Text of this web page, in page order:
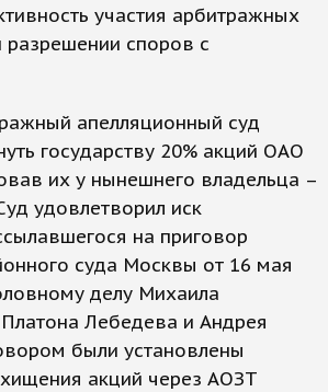
участия арбитражных
разрешении споров с
апелляционный суд
государству 20% акций ОАО
их у нынешнего владельца –
удовлетворил иск
на приговор
суда Москвы от 16 мая
делу Михаила
Лебедева и Андрея
были установлены
хищения акций через АОЗТ